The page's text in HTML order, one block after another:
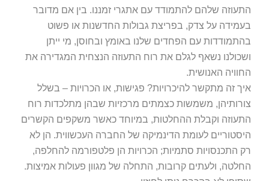
שלהם להתמודד עם אתגרי זמננו. בין אם מדובר
על צדק, בפריצת גבולות החדשנות או פשוט
עם הפחדים שלנו באומץ ובחוסן, מי ייתן
נשאף לגלם את רוח התעוזה הנצחית המגדירה את
האנושית.
זה מתקשר להיכרויות? פגישות, או הכרויות – בשלל
משמשות כצמתים מרכזיות שבהן מתלכדות רוח
וקבלת ההחלטות, במיוחד כאשר משקפים הקשרים
לעומת הדינמיקה של החברה העכשווית. הן לא
התכנסויות סתמיות; הכרויות הן פלטפורמה להחלפה,
ולעתים קרובות, התחלה של מגוון פעולות אמיצות.